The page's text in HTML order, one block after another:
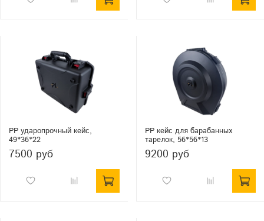
PP ударопрочный кейс,
49*36*22
7500 руб
PP кейс для барабанных
тарелок, 56*56*13
9200 руб